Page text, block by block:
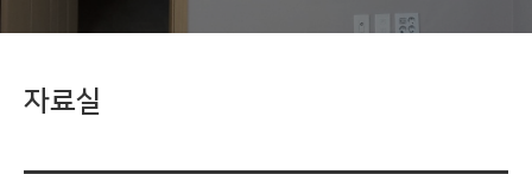
자료실